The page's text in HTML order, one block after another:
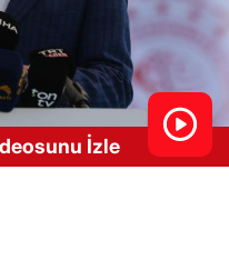
İzle